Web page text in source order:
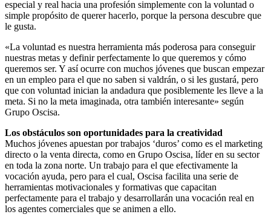
especial y real hacia una profesión simplemente con la voluntad o
simple propósito de querer hacerlo, porque la persona descubre que
le gusta.
«La voluntad es nuestra herramienta más poderosa para conseguir
nuestras metas y definir perfectamente lo que queremos y cómo
queremos ser. Y así ocurre con muchos jóvenes que buscan empezar
en un empleo para el que no saben si valdrán, o si les gustará, pero
que con voluntad inician la andadura que posiblemente les lleve a la
meta. Si no la meta imaginada, otra también interesante» según
Grupo Oscisa.
Los obstáculos son oportunidades para la creatividad
Muchos jóvenes apuestan por trabajos ‘duros’ como es el marketing
directo o la venta directa, como en Grupo Oscisa, líder en su sector
en toda la zona norte. Un trabajo para el que efectivamente la
vocación ayuda, pero para el cual, Oscisa facilita una serie de
herramientas motivacionales y formativas que capacitan
perfectamente para el trabajo y desarrollarán una vocación real en
los agentes comerciales que se animen a ello.